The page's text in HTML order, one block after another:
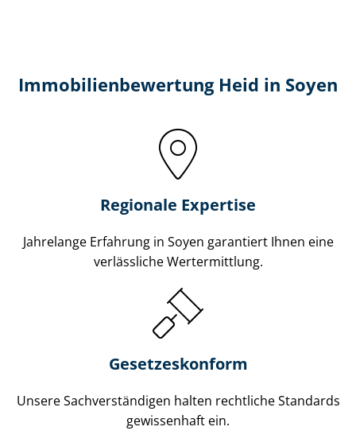
Immobilien­bewertung Heid in Soyen
Regionale Expertise
Jahrelange Erfahrung in Soyen garantiert Ihnen eine
verlässliche Wertermittlung.
Gesetzes­konform
Unsere Sach­ver­stän­di­gen halten rechtliche Standards
gewissenhaft ein.